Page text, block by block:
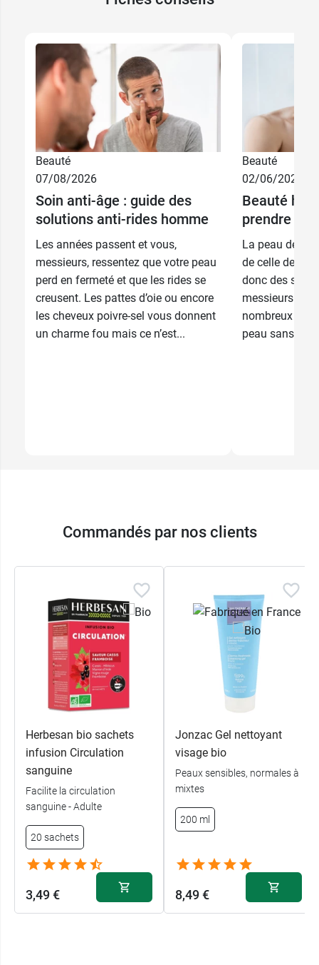
Beauté
07/08/2026
Soin anti-âge : guide des
solutions anti-rides homme
Les années passent et vous,
messieurs, ressentez que votre peau
perd en fermeté et que les rides se
creusent. Les pattes d’oie ou encore
les cheveux poivre-sel vous donnent
un charme fou mais ce n’est...
Beauté
02/06/2026
Beauté
prendre
La peau des
de celle des
donc des
messieurs
nombreux à
peau sans
Commandés par nos clients
Herbesan bio sachets
infusion Circulation
sanguine
Facilite la circulation
sanguine - Adulte
20 sachets
3,49 €
Jonzac Gel nettoyant
visage bio
Peaux sensibles, normales à
mixtes
200 ml
8,49 €